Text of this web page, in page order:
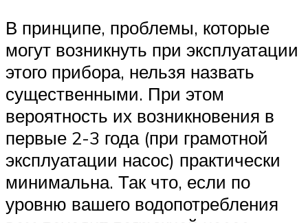
В принципе, проблемы, которые
могут возникнуть при эксплуатации
этого прибора, нельзя назвать
существенными. При этом
вероятность их возникновения в
первые 2-3 года (при грамотной
эксплуатации насос) практически
минимальна. Так что, если по
уровню вашего водопотребления